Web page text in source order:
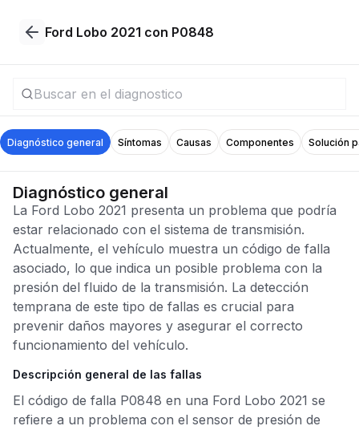
Ford Lobo 2021 con P0848
Diagnóstico general Síntomas Causas Componentes Solución
Diagnóstico general
La Ford Lobo 2021 presenta un problema que podría
estar relacionado con el sistema de transmisión.
Actualmente, el vehículo muestra un código de falla
asociado, lo que indica un posible problema con la
presión del fluido de la transmisión. La detección
temprana de este tipo de fallas es crucial para
prevenir daños mayores y asegurar el correcto
funcionamiento del vehículo.
Descripción general de las fallas
El código de falla P0848 en una Ford Lobo 2021 se
refiere a un problema con el sensor de presión de